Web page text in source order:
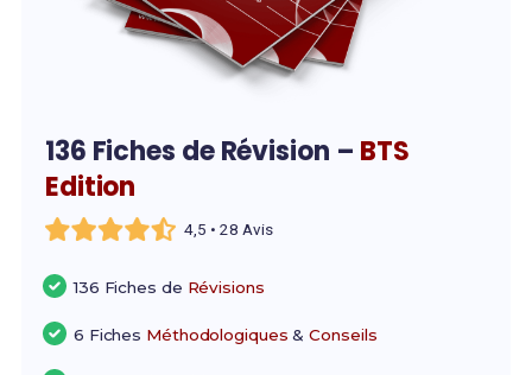
136 Fiches de Révision – BTS
Edition
4,5 • 28 Avis
136 Fiches de Révisions
6 Fiches Méthodologiques &Conseils